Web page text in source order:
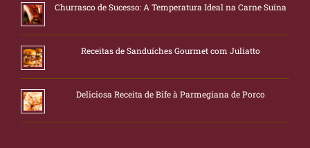
Churrasco de Sucesso: A Temperatura Ideal na Carne Suína
Receitas de Sanduíches Gourmet com Juliatto
Deliciosa Receita de Bife à Parmegiana de Porco